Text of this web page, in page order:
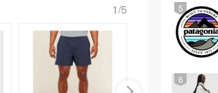
1/5